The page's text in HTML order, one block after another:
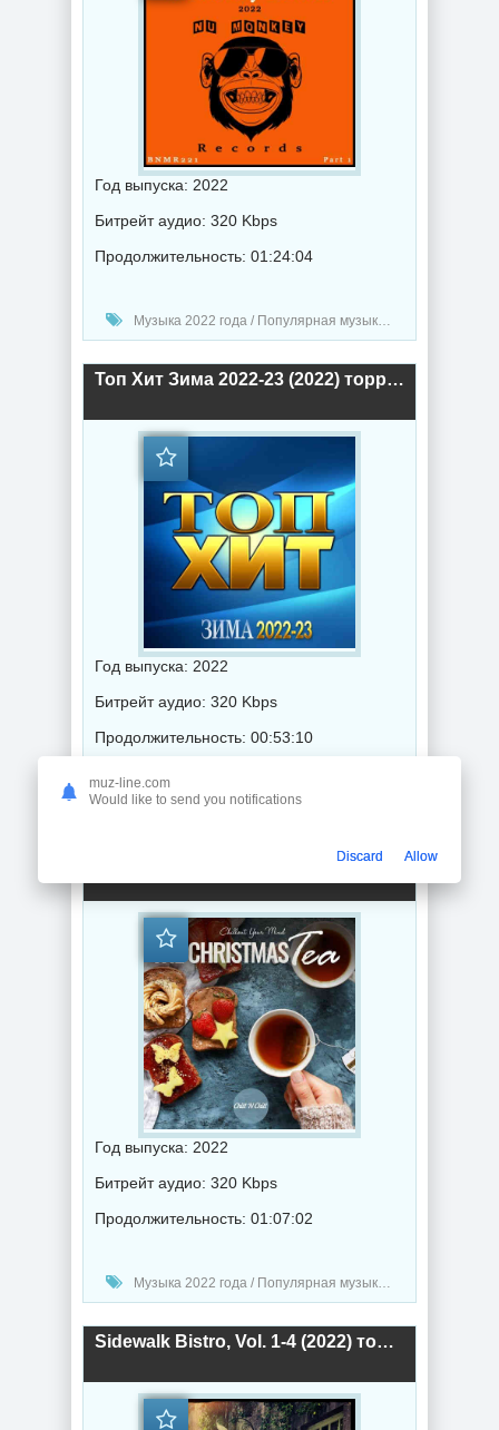
Год выпуска: 2022
Битрейт аудио: 320 Kbps
Продолжительность: 01:24:04
Музыка 2022 года / Популярная музыка / Диско музыка / Сборник музыка
Топ Хит Зима 2022-23 (2022) торрент
Год выпуска: 2022
Битрейт аудио: 320 Kbps
Продолжительность: 00:53:10
Музыка 2022 года / Популярная музыка / Шансон музыка
Год выпуска: 2022
Битрейт аудио: 320 Kbps
Продолжительность: 01:07:02
Музыка 2022 года / Популярная музыка / Музыка VA
Sidewalk Bistro, Vol. 1-4 (2022) торрент
muz-line.com
Would like to send you notifications
Discard Allow